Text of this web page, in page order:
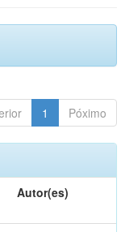
1 Póximo
Autor(es)